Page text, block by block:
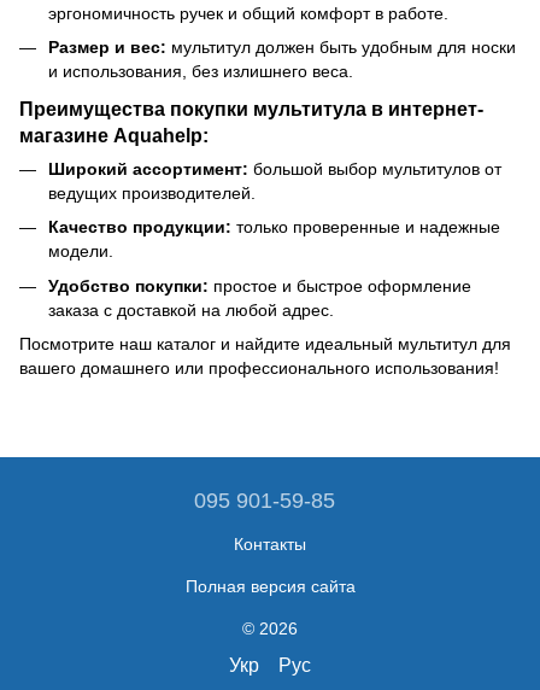
эргономичность ручек и общий комфорт в работе.
Размер и вес: мультитул должен быть удобным для носки
и использования, без излишнего веса.
Преимущества покупки мультитула в интернет-
магазине Aquahelp:
Широкий ассортимент: большой выбор мультитулов от
ведущих производителей.
Качество продукции: только проверенные и надежные
модели.
Удобство покупки: простое и быстрое оформление
заказа с доставкой на любой адрес.
Посмотрите наш каталог и найдите идеальный мультитул для
вашего домашнего или профессионального использования!
095 901-59-85
Контакты
Полная версия сайта
© 2026
Укр Рус